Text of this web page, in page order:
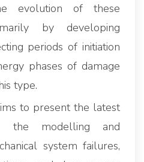
evolution of these
by developing
periods of initiation
phases of damage
type.
to present the latest
the modelling and
system failures,